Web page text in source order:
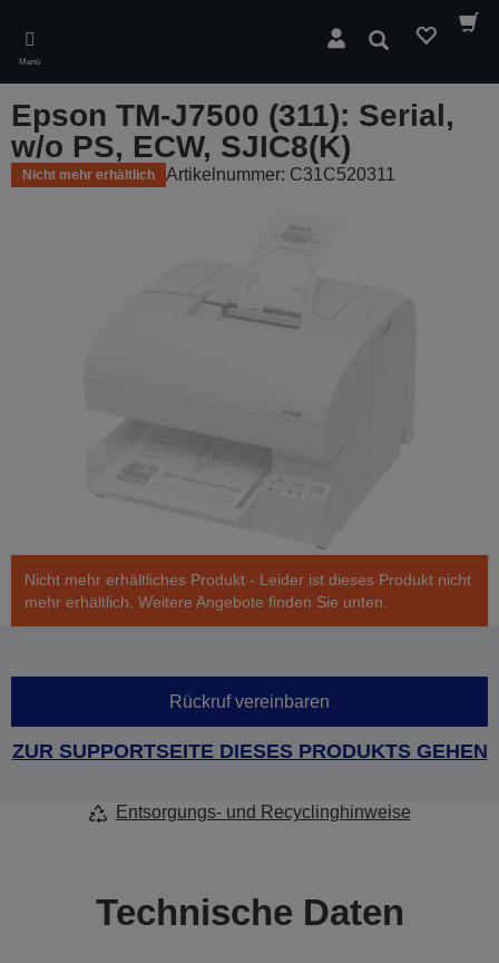
main
content
Menü
Suchen
Epson TM-J7500 (311): Serial,
w/o PS, ECW, SJIC8(K)
Nicht mehr erhältlich Artikelnummer: C31C520311
Nicht mehr erhältliches Produkt - Leider ist dieses Produkt nicht
mehr erhältlich. Weitere Angebote finden Sie unten.
Rückruf vereinbaren
ZUR SUPPORTSEITE DIESES PRODUKTS GEHEN
Entsorgungs- und Recyclinghinweise
Technische Daten